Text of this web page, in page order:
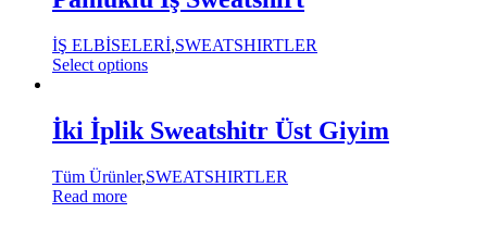
İŞ ELBİSELERİ,SWEATSHIRTLER
Select options
İki İplik Sweatshitr Üst Giyim
Tüm Ürünler,SWEATSHIRTLER
Read more